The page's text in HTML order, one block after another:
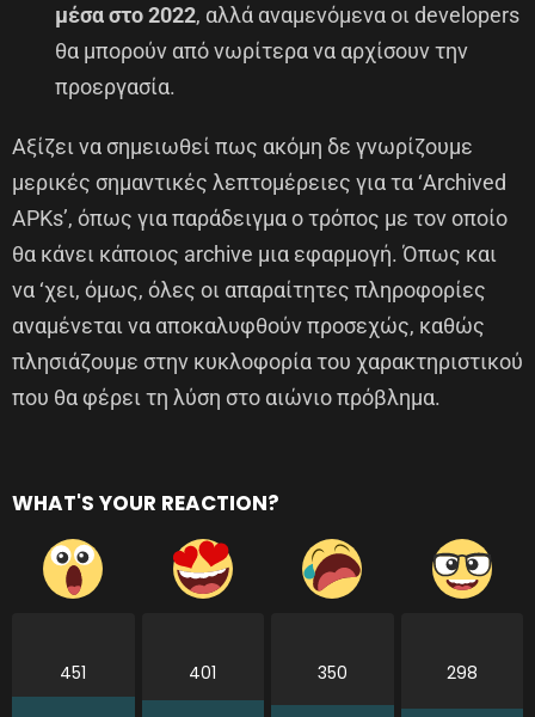
μέσα στο 2022, αλλά αναμενόμενα οι developers
θα μπορούν από νωρίτερα να αρχίσουν την
προεργασία.
Αξίζει να σημειωθεί πως ακόμη δε γνωρίζουμε
μερικές σημαντικές λεπτομέρειες για τα ‘Archived
APKs’, όπως για παράδειγμα ο τρόπος με τον οποίο
θα κάνει κάποιος archive μια εφαρμογή. Όπως και
να ‘χει, όμως, όλες οι απαραίτητες πληροφορίες
αναμένεται να αποκαλυφθούν προσεχώς, καθώς
πλησιάζουμε στην κυκλοφορία του χαρακτηριστικού
που θα φέρει τη λύση στο αιώνιο πρόβλημα.
WHAT'S YOUR REACTION?
451 401 350 298